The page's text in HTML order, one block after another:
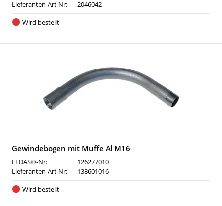
Lieferanten-Art-Nr:
2046042
Wird bestellt
Gewindebogen mit Muffe Al M16
ELDAS®-Nr:
126277010
Lieferanten-Art-Nr:
138601016
Wird bestellt